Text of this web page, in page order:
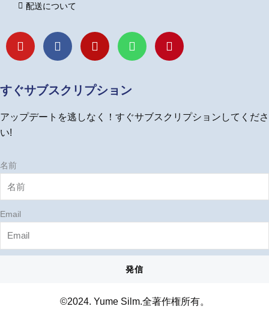
配送について
Y
o
u
u
b
F
a
c
b
o
k
I
n
s
a
g
a
L
i
n
P
i
n
s
すぐサブスクリプション
アップデートを逃しなく！すぐサブスクリプションしてくださ
い!
名前
Email
発信
©2024. Yume Silm.全著作権所有。